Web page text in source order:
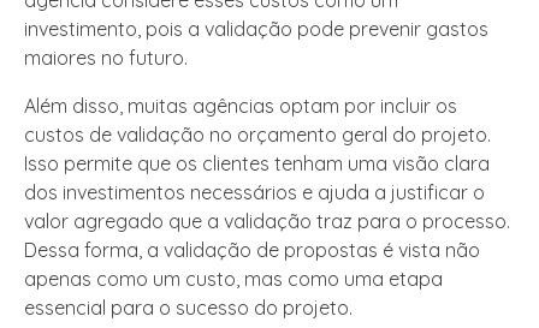
investimento, pois a validação pode prevenir gastos
maiores no futuro.
Além disso, muitas agências optam por incluir os
custos de validação no orçamento geral do projeto.
Isso permite que os clientes tenham uma visão clara
dos investimentos necessários e ajuda a justificar o
valor agregado que a validação traz para o processo.
Dessa forma, a validação de propostas é vista não
apenas como um custo, mas como uma etapa
essencial para o sucesso do projeto.